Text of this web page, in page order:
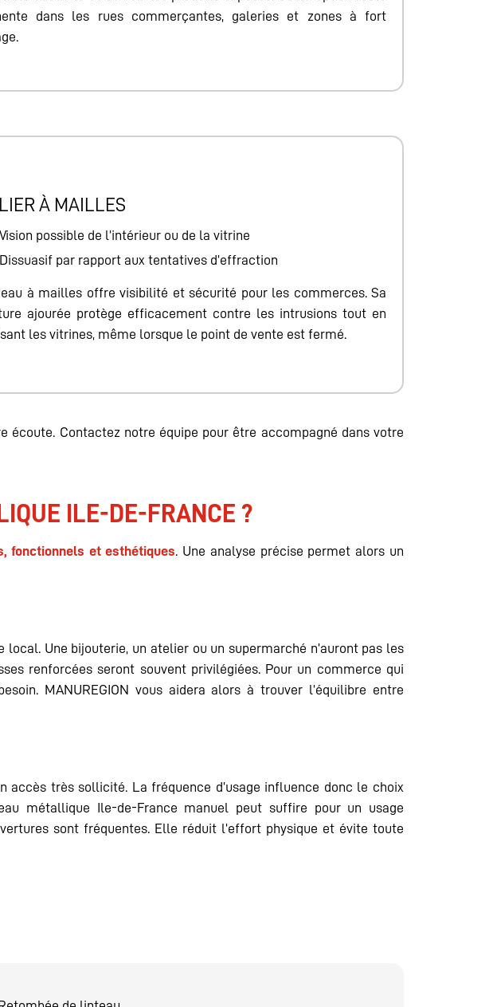
dans les rues commerçantes, galeries et zones à fort
À MAILLES
Vision possible de l’intérieur ou de la vitrine
Dissuasif par rapport aux tentatives d’effraction
à mailles offre visibilité et sécurité pour les commerces. Sa
ajourée protège efficacement contre les intrusions tout en
les vitrines, même lorsque le point de vente est fermé.
écoute. Contactez notre équipe pour être accompagné dans votre
ILE-DE-FRANCE ?
fonctionnels et esthétiques. Une analyse précise permet alors un
Une bijouterie, un atelier ou un supermarché n’auront pas les
renforcées seront souvent privilégiées. Pour un commerce qui
MANUREGION vous aidera alors à trouver l’équilibre entre
accès très sollicité. La fréquence d’usage influence donc le choix
métallique Ile-de-France manuel peut suffire pour un usage
sont fréquentes. Elle réduit l’effort physique et évite toute